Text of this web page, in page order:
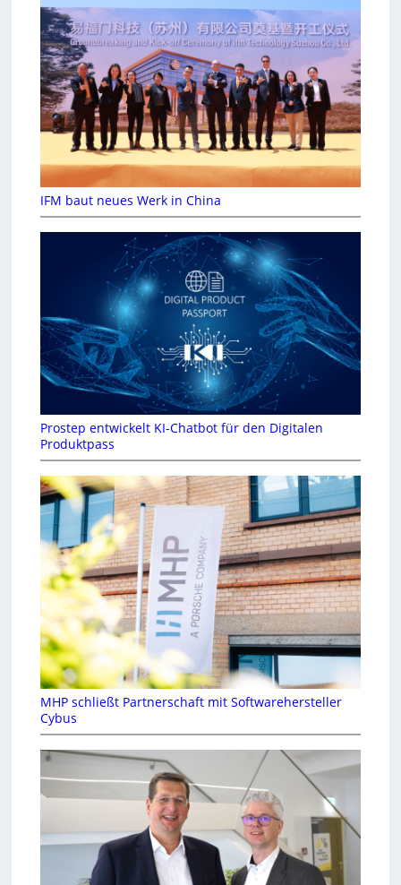
IFM baut neues Werk in China
Prostep entwickelt KI-Chatbot für den Digitalen
Produktpass
MHP schließt Partnerschaft mit Softwarehersteller
Cybus